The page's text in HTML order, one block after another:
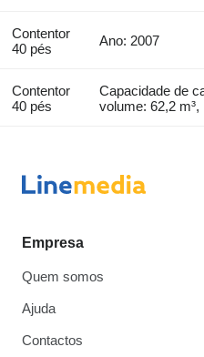
Contentor
40 pés
Ano: 2007
Contentor
40 pés
Capacidade de
volume: 62,2
Empresa
Quem somos
Ajuda
Contactos